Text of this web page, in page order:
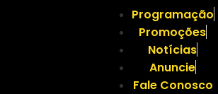
Programação
Promoções
Notícias
Anuncie
Fale Conosco